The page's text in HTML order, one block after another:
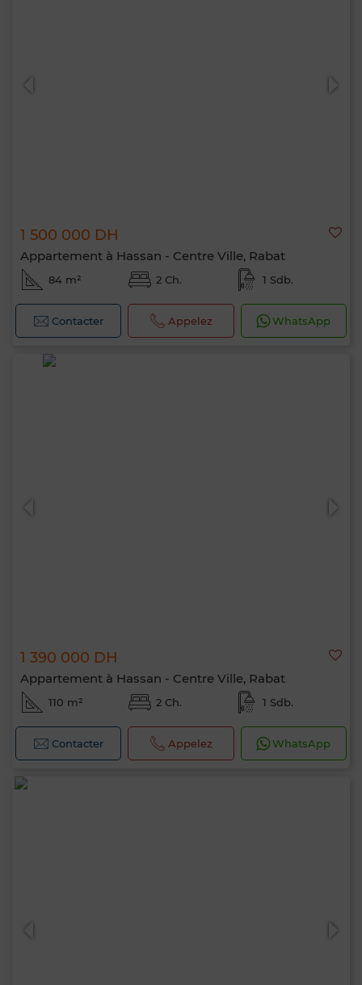
1 500 000 DH
Appartement à Hassan - Centre Ville, Rabat
84 m² 2 Ch. 1 Sdb.
Contacter Appelez WhatsApp
1 390 000 DH
Appartement à Hassan - Centre Ville, Rabat
110 m² 2 Ch. 1 Sdb.
Contacter Appelez WhatsApp